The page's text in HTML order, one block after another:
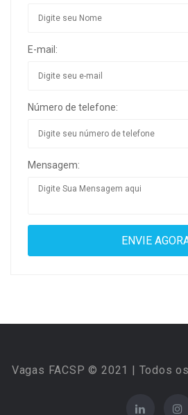
E-mail:
Número de telefone:
Mensagem:
Vagas FACSP © 2021 | Todos